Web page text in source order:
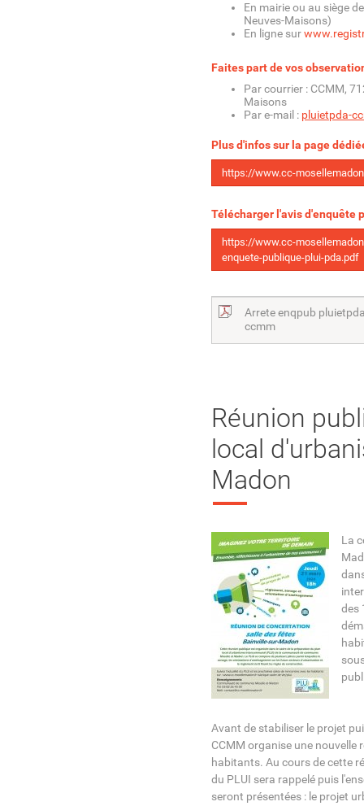
En mairie ou au siège
Neuves-Maisons)
En ligne sur
Faites part de vos
Par courrier : CCMM,
Maisons
Par e-mail : pluietpda-
Plus d'infos sur la page
https://www.cc-
Télécharger l'avis d'enquête
https://www.cc-
enquete-publique-plui-pda.pdf
Arrete enqpub
ccmm
Réunion
local
Madon
La
des
Avant de stabiliser le projet
CCMM organise une nouvelle
habitants. Au cours de cette
du PLUI sera rappelé puis
seront présentées : le projet